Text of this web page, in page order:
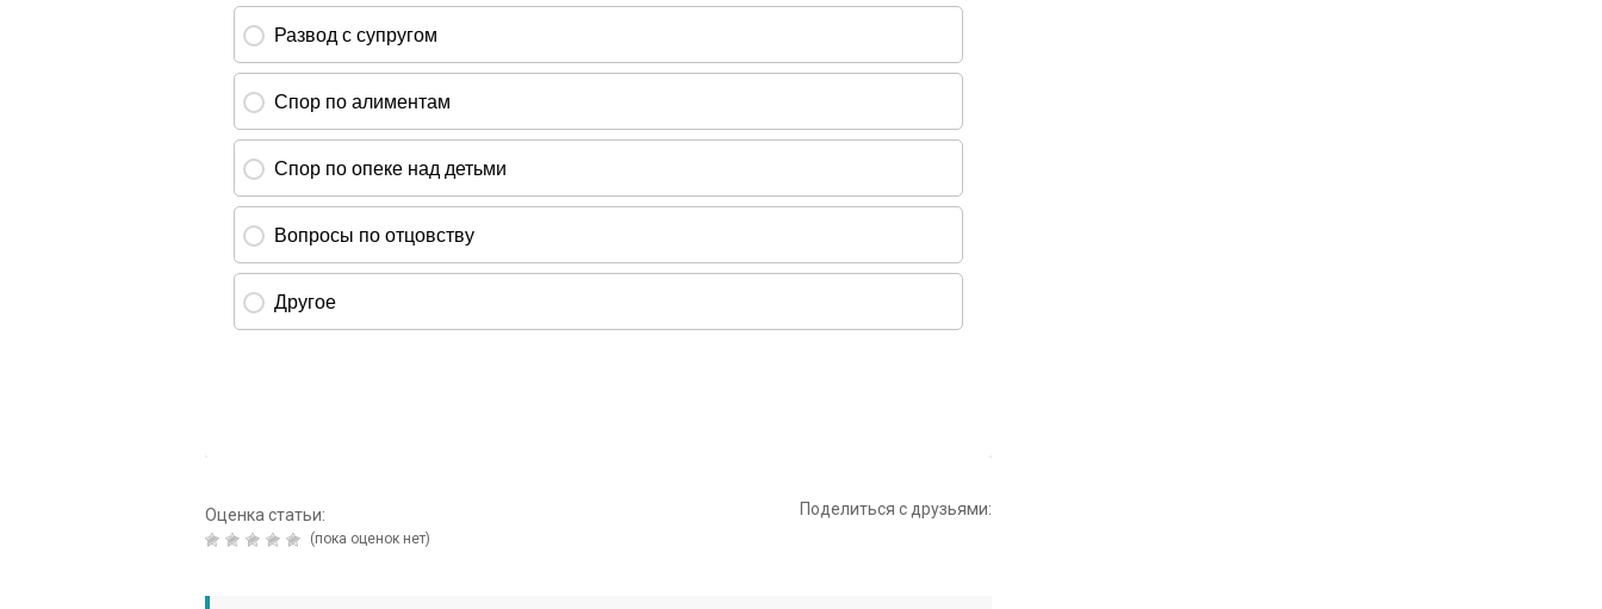
Оценка статьи:
(пока оценок нет)
Поделиться с друзьями: